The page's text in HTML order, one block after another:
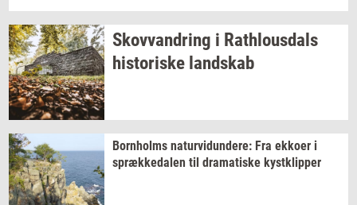
Sko­vvan­dring i Rat­hlous­dals
hi­sto­ri­ske land­skab
Born­holms na­tur­vi­dun­de­re: Fra ek­ko­er i
spræk­ke­da­len til dra­ma­ti­ske kyst­klip­per